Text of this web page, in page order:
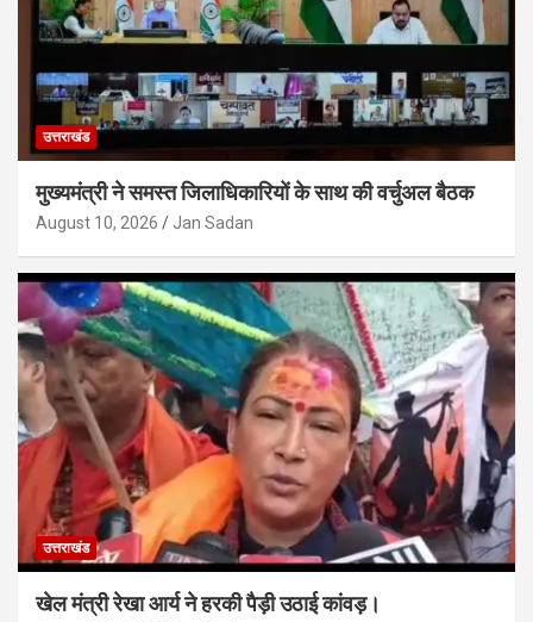
उत्तराखंड
मुख्यमंत्री ने समस्त जिलाधिकारियों के साथ की वर्चुअल बैठक
August 10, 2026 Jan Sadan
उत्तराखंड
खेल मंत्री रेखा आर्य ने हरकी पैड़ी उठाई कांवड़।